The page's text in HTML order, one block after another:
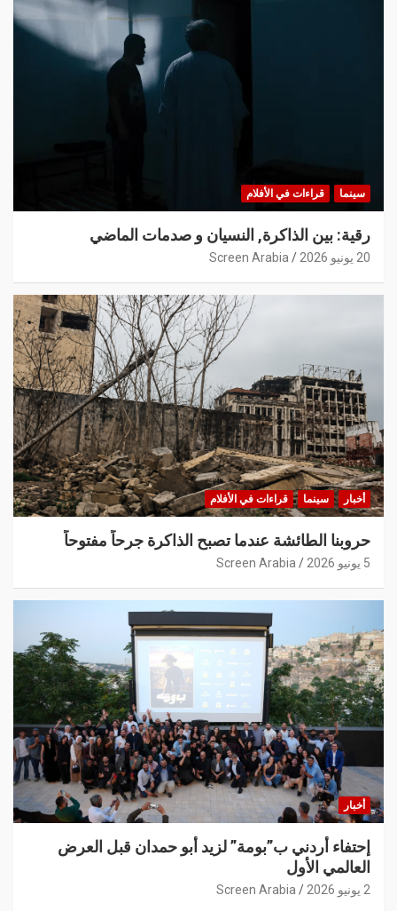
سينما قراءات في الأفلام
رقية: بين الذاكرة, النسيان و صدمات الماضي
20 يونيو 2026 Screen Arabia
أخبار سينما قراءات في الأفلام
حروبنا الطائشة عندما تصبح الذاكرة جرحاً مفتوحاً
5 يونيو 2026 Screen Arabia
أخبار
إحتفاء أردني ب”بومة” لزيد أبو حمدان قبل العرض
العالمي الأول
2 يونيو 2026 Screen Arabia